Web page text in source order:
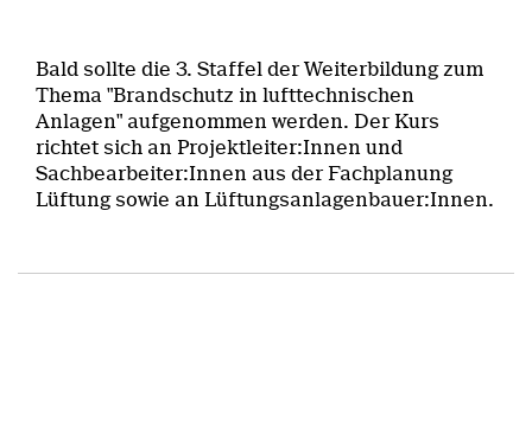
Bald sollte die 3. Staffel der Weiterbildung zum
Thema "Brandschutz in lufttechnischen
Anlagen" aufgenommen werden. Der Kurs
richtet sich an Projektleiter:Innen und
Sachbearbeiter:Innen aus der Fachplanung
Lüftung sowie an Lüftungsanlagenbauer:Innen.